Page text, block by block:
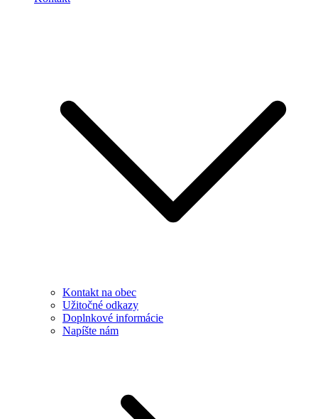
Kontakt na obec
Užitočné odkazy
Doplnkové informácie
Napíšte nám